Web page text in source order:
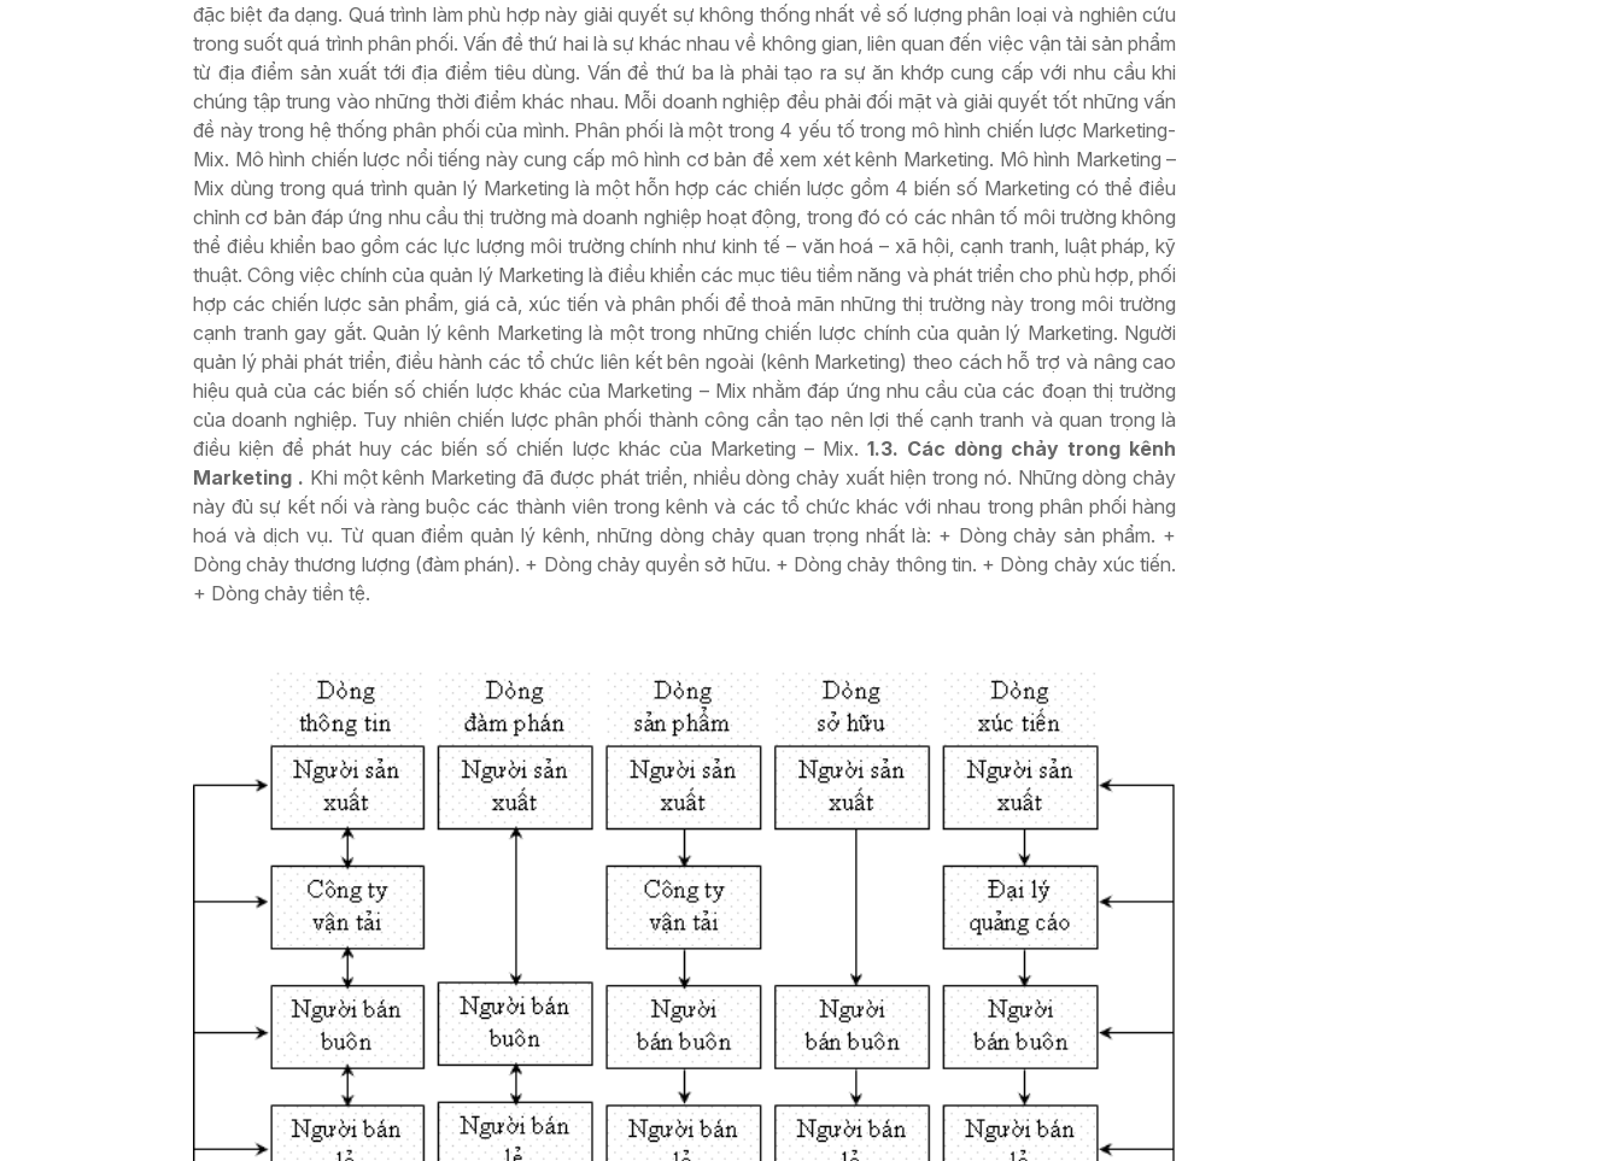
đặc biệt đa dạng. Quá trình làm phù hợp này giải quyết sự không thống nhất về số lượng phân loại và nghiên cứu
trong suốt quá trình phân phối. Vấn đề thứ hai là sự khác nhau về không gian, liên quan đến việc vận tải sản phẩm
từ địa điểm sản xuất tới địa điểm tiêu dùng. Vấn đề thứ ba là phải tạo ra sự ăn khớp cung cấp với nhu cầu khi
chúng tập trung vào những thời điểm khác nhau. Mỗi doanh nghiệp đều phải đối mặt và giải quyết tốt những vấn
đề này trong hệ thống phân phối của mình. Phân phối là một trong 4 yếu tố trong mô hình chiến lược Marketing-
Mix. Mô hình chiến lược nổi tiếng này cung cấp mô hình cơ bản để xem xét kênh Marketing. Mô hình Marketing –
Mix dùng trong quá trình quản lý Marketing là một hỗn hợp các chiến lược gồm 4 biến số Marketing có thể điều
chỉnh cơ bản đáp ứng nhu cầu thị trường mà doanh nghiệp hoạt động, trong đó có các nhân tố môi trường không
thể điều khiển bao gồm các lực lượng môi trường chính như kinh tế – văn hoá – xã hội, cạnh tranh, luật pháp, kỹ
thuật. Công việc chính của quản lý Marketing là điều khiển các mục tiêu tiềm năng và phát triển cho phù hợp, phối
hợp các chiến lược sản phẩm, giá cả, xúc tiến và phân phối để thoả mãn những thị trường này trong môi trường
cạnh tranh gay gắt. Quản lý kênh Marketing là một trong những chiến lược chính của quản lý Marketing. Người
quản lý phải phát triển, điều hành các tổ chức liên kết bên ngoài (kênh Marketing) theo cách hỗ trợ và nâng cao
hiệu quả của các biến số chiến lược khác của Marketing – Mix nhằm đáp ứng nhu cầu của các đoạn thị trường
của doanh nghiệp. Tuy nhiên chiến lược phân phối thành công cần tạo nên lợi thế cạnh tranh và quan trọng là
điều kiện để phát huy các biến số chiến lược khác của Marketing – Mix. 1.3. Các dòng chảy trong kênh
Marketing . Khi một kênh Marketing đã được phát triển, nhiều dòng chảy xuất hiện trong nó. Những dòng chảy
này đủ sự kết nối và ràng buộc các thành viên trong kênh và các tổ chức khác với nhau trong phân phối hàng
hoá và dịch vụ. Từ quan điểm quản lý kênh, những dòng chảy quan trọng nhất là: + Dòng chảy sản phẩm. +
Dòng chảy thương lượng (đàm phán). + Dòng chảy quyền sở hữu. + Dòng chảy thông tin. + Dòng chảy xúc tiến.
+ Dòng chảy tiền tệ.